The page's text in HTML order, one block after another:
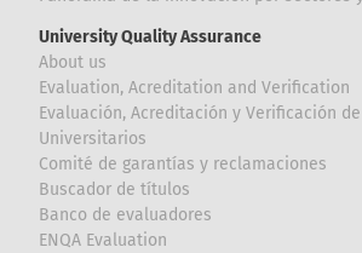
University Quality Assurance
About us
Evaluation, Acreditation and Verification
Evaluación, Acreditación y Verificación
Universitarios
Comité de garantías y reclamaciones
Buscador de títulos
Banco de evaluadores
ENQA Evaluation